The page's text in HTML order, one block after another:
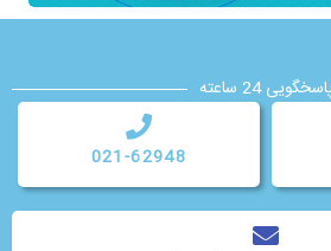
24 ساعته
021-62948